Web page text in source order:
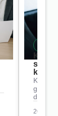
Kaip
2026-